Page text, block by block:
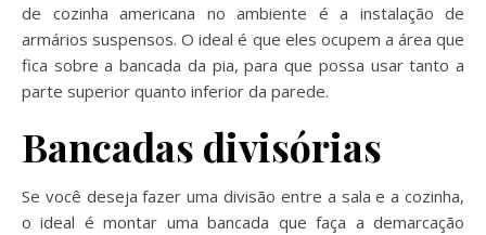
de cozinha americana no ambiente é a instalação de
armários suspensos. O ideal é que eles ocupem a área que
fica sobre a bancada da pia, para que possa usar tanto a
parte superior quanto inferior da parede.
Bancadas divisórias
Se você deseja fazer uma divisão entre a sala e a cozinha,
o ideal é montar uma bancada que faça a demarcação